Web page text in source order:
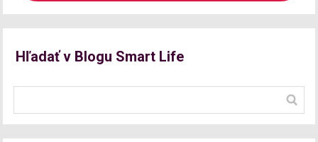
Hľadať v Blogu Smart Life